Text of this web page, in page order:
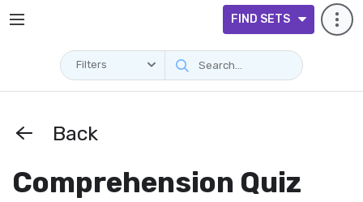
FIND SETS
Filters
Back
Comprehension Quiz